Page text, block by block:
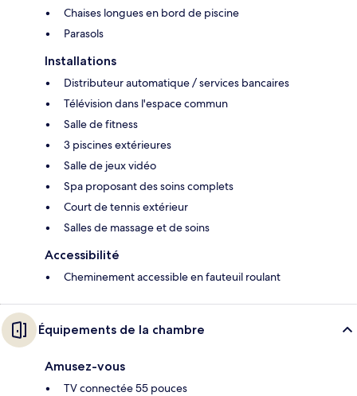
Chaises longues en bord de piscine
Parasols
Installations
Distributeur automatique / services bancaires
Télévision dans l'espace commun
Salle de fitness
3 piscines extérieures
Salle de jeux vidéo
Spa proposant des soins complets
Court de tennis extérieur
Salles de massage et de soins
Accessibilité
Cheminement accessible en fauteuil roulant
Équipements de la chambre
Amusez-vous
TV connectée 55 pouces